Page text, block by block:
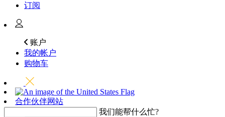
订阅
账户
我的帐户
购物车
合作伙伴网站
我们能帮什么忙?